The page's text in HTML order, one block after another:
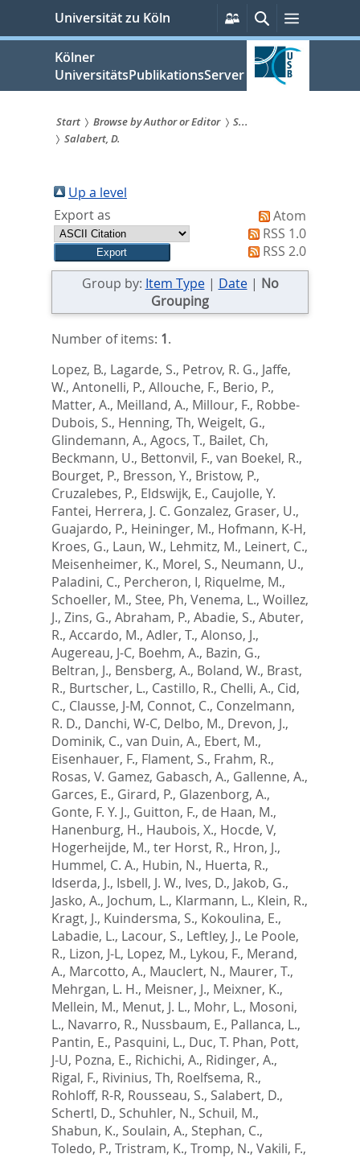
springen
Universität zu Köln
Persönliche
Services
SucheMenü
Kölner
UniversitätsPublikationsServer
Sie
sind
hier:
Start Browse by Author or Editor
S...
Salabert, D.
Up a level
Export as
Atom
RSS 1.0
RSS 2.0
Group by: Item Type| Date| No
Grouping
Number of items: 1.
Lopez, B., Lagarde, S., Petrov, R. G., Jaffe,
W., Antonelli, P., Allouche, F., Berio, P.,
Matter, A., Meilland, A., Millour, F., Robbe-
Dubois, S., Henning, Th, Weigelt, G.,
Glindemann, A., Agocs, T., Bailet, Ch,
Beckmann, U., Bettonvil, F., van Boekel, R.,
Bourget, P., Bresson, Y., Bristow, P.,
Cruzalebes, P., Eldswijk, E., Caujolle, Y.
Fantei, Herrera, J. C. Gonzalez, Graser, U.,
Guajardo, P., Heininger, M., Hofmann, K-H,
Kroes, G., Laun, W., Lehmitz, M., Leinert, C.,
Meisenheimer, K., Morel, S., Neumann, U.,
Paladini, C., Percheron, I, Riquelme, M.,
Schoeller, M., Stee, Ph, Venema, L., Woillez,
J., Zins, G., Abraham, P., Abadie, S., Abuter,
R., Accardo, M., Adler, T., Alonso, J.,
Augereau, J-C, Boehm, A., Bazin, G.,
Beltran, J., Bensberg, A., Boland, W., Brast,
R., Burtscher, L., Castillo, R., Chelli, A., Cid,
C., Clausse, J-M, Connot, C., Conzelmann,
R. D., Danchi, W-C, Delbo, M., Drevon, J.,
Dominik, C., van Duin, A., Ebert, M.,
Eisenhauer, F., Flament, S., Frahm, R.,
Rosas, V. Gamez, Gabasch, A., Gallenne, A.,
Garces, E., Girard, P., Glazenborg, A.,
Gonte, F. Y. J., Guitton, F., de Haan, M.,
Hanenburg, H., Haubois, X., Hocde, V,
Hogerheijde, M., ter Horst, R., Hron, J.,
Hummel, C. A., Hubin, N., Huerta, R.,
Idserda, J., Isbell, J. W., Ives, D., Jakob, G.,
Jasko, A., Jochum, L., Klarmann, L., Klein, R.,
Kragt, J., Kuindersma, S., Kokoulina, E.,
Labadie, L., Lacour, S., Leftley, J., Le Poole,
R., Lizon, J-L, Lopez, M., Lykou, F., Merand,
A., Marcotto, A., Mauclert, N., Maurer, T.,
Mehrgan, L. H., Meisner, J., Meixner, K.,
Mellein, M., Menut, J. L., Mohr, L., Mosoni,
L., Navarro, R., Nussbaum, E., Pallanca, L.,
Pantin, E., Pasquini, L., Duc, T. Phan, Pott,
J-U, Pozna, E., Richichi, A., Ridinger, A.,
Rigal, F., Rivinius, Th, Roelfsema, R.,
Rohloff, R-R, Rousseau, S., Salabert, D.,
Schertl, D., Schuhler, N., Schuil, M.,
Shabun, K., Soulain, A., Stephan, C.,
Toledo, P., Tristram, K., Tromp, N., Vakili, F.,